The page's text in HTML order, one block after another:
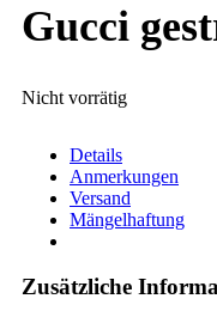
Gucci
Nicht vorrätig
Details
Anmerkungen
Versand
Mängelhaftung
Zusätzliche